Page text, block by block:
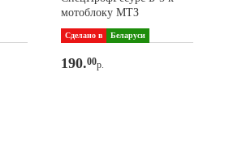
мотоблоку МТЗ
Сделано в Беларуси
190.00р.